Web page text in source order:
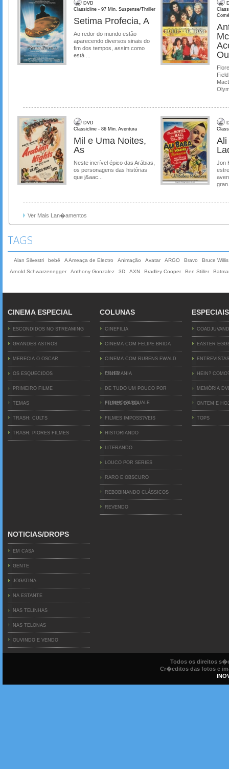
DVD
Classicline - 97 Min. Suspense/Thriller
Setima Profecia, A
Ao redor do mundo estão
aparecendo diversos sinais do
fim dos tempos, assim como
está ...
DVD
Classicline - 86 Min. Aventura
Mil e Uma Noites,
As
Neste incrível épico das Arábias,
os personagens das histórias
que j&aac...
Ali
Jon
Ver Mais Lan�amentos
TAGS
Alan Silvestri bebê A Ameaça de Electro Animação Avatar ARGO Bravo
Bruce Willis
Arnold Schwarzenegger
Anthony Gonzalez 3D AXN Bradley Cooper Ben Stiller
CINEMA ESPECIAL
ESCONDIDOS NO STREAMING
GRANDES ASTROS
MERECIA O OSCAR
OS ESQUECIDOS
PRIMEIRO FILME
TEMAS
TRASH: CULTS
TRASH: PIORES FILMES
COLUNAS
CINEFILIA
CINEMA COM FELIPE BRIDA
CINEMA COM RUBENS EWALD
FILHO
CINEMANIA
DE TUDO UM POUCO POR
EDINHO PASQUALE
FILMES DA BIA
FILMES IMPOSS?VEIS
HISTORIANDO
LITERANDO
LOUCO POR SERIES
RARO E OBSCURO
REBOBINANDO CLÁSSICOS
REVENDO
ESPECIAIS
EASTER
ENTREVISTAS
HEIN?
MEMÓRIA
ONTEM E
TOPS
NOTICIAS/DROPS
EM CASA
GENTE
JOGATINA
NA ESTANTE
NAS TELINHAS
NAS TELONAS
OUVINDO E VENDO
Todos os direitos
Cr�editos das fotos e